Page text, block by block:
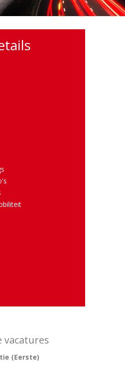
vacatures
(Eerste)